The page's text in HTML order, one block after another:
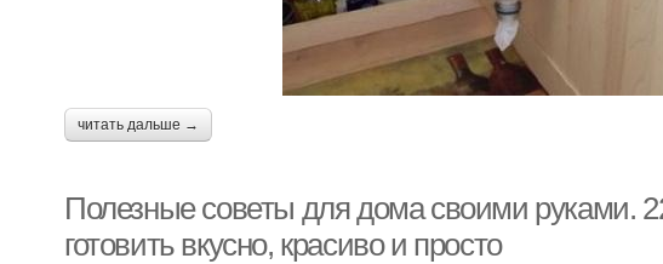
читать дальше →
Полезные советы для дома своими руками.
готовить вкусно, красиво и просто